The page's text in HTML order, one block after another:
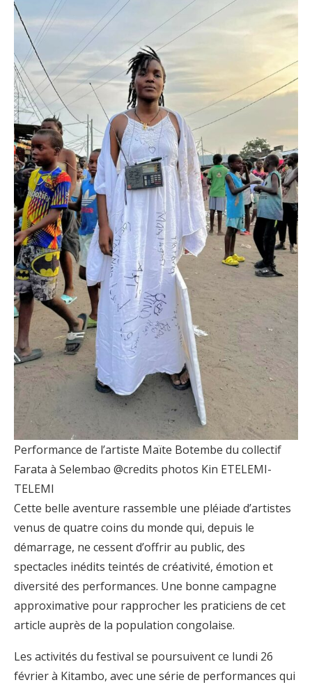
Performance de l’artiste Maïte Botembe du collectif
Farata à Selembao @credits photos Kin ETELEMI-
TELEMI
Cette belle aventure rassemble une pléiade d’artistes
venus de quatre coins du monde qui, depuis le
démarrage, ne cessent d’offrir au public, des
spectacles inédits teintés de créativité, émotion et
diversité des performances. Une bonne campagne
approximative pour rapprocher les praticiens de cet
article auprès de la population congolaise.
Les activités du festival se poursuivent ce lundi 26
février à Kitambo, avec une série de performances qui